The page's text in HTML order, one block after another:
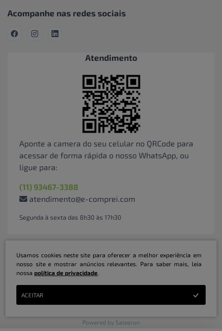
Acompanhe nas redes sociais
Atendimento
Aponte a camera do seu celular no QRCode para
acessar de forma rápida o nosso WhatsApp, ou
ligue para:
(11) 93467-3388
atendimento@e-comprei.com
Segunda à sexta das 8h30 às 17h30
Marketplace B2B Serviços Inteligentes Ltda | CNPJ: 31.415.786/0001-31 | ©
Powered by Salesrun
Usamos cookies neste site para oferecer a melhor experiência em
nosso site e mostrar anúncios relevantes. Para saber mais, leia
nossapolítica de privacidade.
ACEITAR